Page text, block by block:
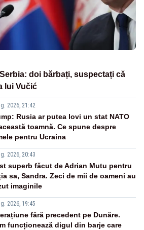
doi bărbați, suspectați că
lui Vučić
2026, 21:42
Rusia ar putea lovi un stat NATO
toamnă. Ce spune despre
pentru Ucraina
2026, 20:43
superb făcut de Adrian Mutu pentru
sa, Sandra. Zeci de mii de oameni au
imaginile
2026, 19:45
fără precedent pe Dunăre.
funcționează digul din barje care